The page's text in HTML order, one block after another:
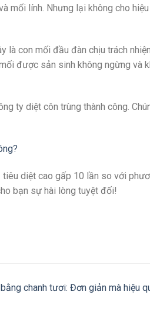
mối lính. Nhưng lại không cho
là con mối đầu đàn chịu trách
được sản sinh không ngừng và
ty diệt côn trùng thành công.
diệt cao gấp 10 lần so với
bạn sự hài lòng tuyệt đối!
chanh tươi: Đơn giản mà hiệu